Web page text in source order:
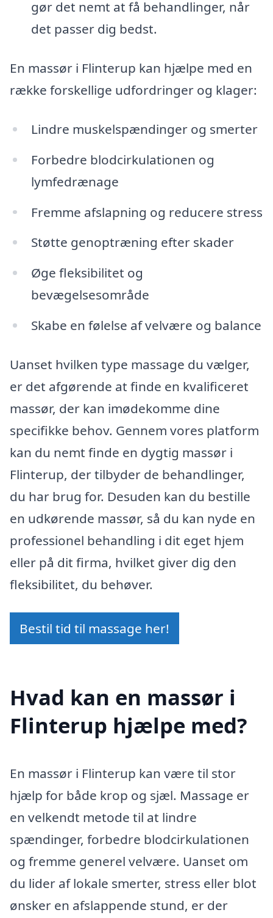
gør det nemt at få behandlinger, når
det passer dig bedst.
En massør i Flinterup kan hjælpe med en
række forskellige udfordringer og klager:
Lindre muskelspændinger og smerter
Forbedre blodcirkulationen og
lymfedrænage
Fremme afslapning og reducere stress
Støtte genoptræning efter skader
Øge fleksibilitet og
bevægelsesområde
Skabe en følelse af velvære og balance
Uanset hvilken type massage du vælger,
er det afgørende at finde en kvalificeret
massør, der kan imødekomme dine
specifikke behov. Gennem vores platform
kan du nemt finde en dygtig massør i
Flinterup, der tilbyder de behandlinger,
du har brug for. Desuden kan du bestille
en udkørende massør, så du kan nyde en
professionel behandling i dit eget hjem
eller på dit firma, hvilket giver dig den
fleksibilitet, du behøver.
Bestil tid til massage her!
Hvad kan en massør i
Flinterup hjælpe med?
En massør i Flinterup kan være til stor
hjælp for både krop og sjæl. Massage er
en velkendt metode til at lindre
spændinger, forbedre blodcirkulationen
og fremme generel velvære. Uanset om
du lider af lokale smerter, stress eller blot
ønsker en afslappende stund, er der